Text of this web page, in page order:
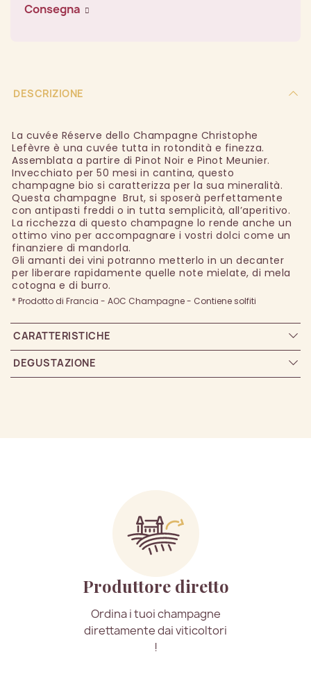
Consegna
DESCRIZIONE
La cuvée Réserve dello Champagne Christophe
Lefèvre è una cuvée tutta in rotondità e finezza.
Assemblata a partire di Pinot Noir e Pinot Meunier.
Invecchiato per 50 mesi in cantina, questo
champagne bio si caratterizza per la sua mineralità.
Questa champagne Brut, si sposerà perfettamente
con antipasti freddi o in tutta semplicità, all’aperitivo.
La ricchezza di questo champagne lo rende anche un
ottimo vino per accompagnare i vostri dolci come un
finanziere di mandorla.
Gli amanti dei vini potranno metterlo in un decanter
per liberare rapidamente quelle note mielate, di mela
cotogna e di burro.
* Prodotto di Francia - AOC Champagne - Contiene solfiti
CARATTERISTICHE
DEGUSTAZIONE
Produttore diretto
Ordina i tuoi champagne
direttamente dai viticoltori
!